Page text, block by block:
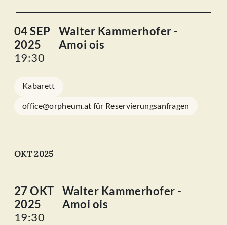
04 SEP
2025
19:30
Walter Kammerhofer -
Amoi ois
Kabarett
office@orpheum.at für Reservierungsanfragen
OKT 2025
27 OKT
2025
19:30
Walter Kammerhofer -
Amoi ois